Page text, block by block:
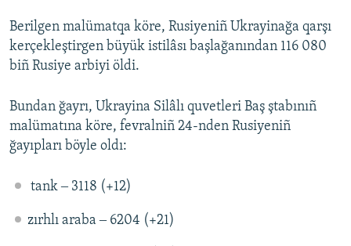
RFE/RS bütün saytları
Berilgen malümatqa köre, Rusiyeniñ Ukrayinağa qarşı
kerçekleştirgen büyük istilâsı başlağanından 116 080
biñ Rusiye arbiyi öldi.
Bundan ğayrı, Ukrayina Silâlı quvetleri Baş ştabınıñ
malümatına köre, fevralniñ 24-nden Rusiyeniñ
ğayıpları böyle oldı:
tank ‒ 3118 (+12)
zırhlı araba ‒ 6204 (+21)